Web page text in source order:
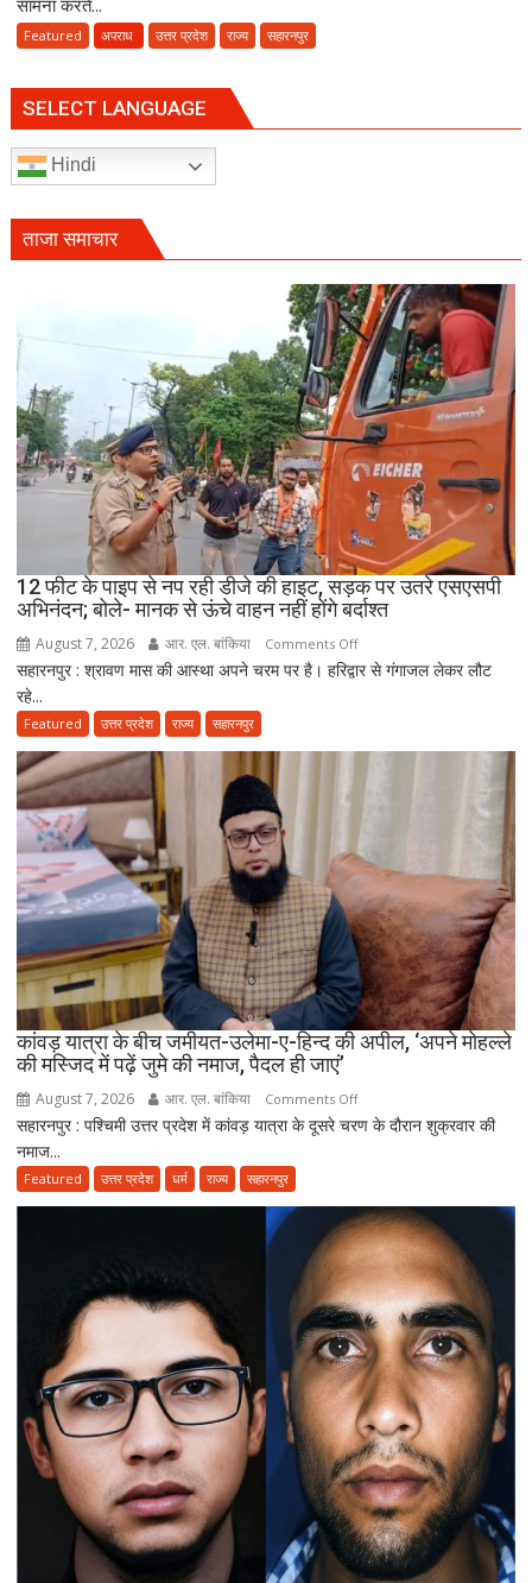
आया
राहुल
ढाका
के
हत्यारों
को
उम्रकैद,
मुकीम
काला
गैंग
दो
शूटरों
पर
75-
का
सामना करते...
Featured अपराध उत्तर प्रदेश राज्य सहारनपुर
SELECT LANGUAGE
Hindi
ताजा समाचार
12 फीट के पाइप से नप रही डीजे की हाइट, सड़क पर उतरे एसएसपी
अभिनंदन; बोले- मानक से ऊंचे वाहन नहीं होंगे बर्दाश्त
August 7, 2026 आर. एल. बांकिया Comments Offon
12
डीजे
की
हाइट,
सड़क
पर
उतरे
एसएसपी
अभिनंदन;
होंगे
बर्दाश्त
सहारनपुर : श्रावण मास की आस्था अपने चरम पर है। हरिद्वार से गंगाजल लेकर लौट
रहे...
Featured उत्तर प्रदेश राज्य सहारनपुर
कांवड़ यात्रा के बीच जमीयत-उलेमा-ए-हिन्द की अपील, ‘अपने मोहल्ले
की मस्जिद में पढ़ें जुमे की नमाज, पैदल ही जाएं’
August 7, 2026 आर. एल. बांकिया Comments Offon
कांवड़
जमीयत-
उलेमा-
ए-
हिन्द
की
अपील,
‘अपने
मोहल्ले
की
मस्जिद
में
पढ़ें
जुमे
की
सहारनपुर : पश्चिमी उत्तर प्रदेश में कांवड़ यात्रा के दूसरे चरण के दौरान शुक्रवार की
नमाज...
Featured उत्तर प्रदेश धर्म राज्य सहारनपुर